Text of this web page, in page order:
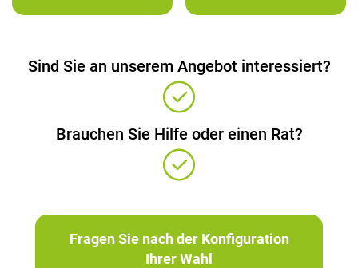
Sind Sie an unserem Angebot interessiert?
Brauchen Sie Hilfe oder einen Rat?
Fragen Sie nach der Konfiguration
Ihrer Wahl